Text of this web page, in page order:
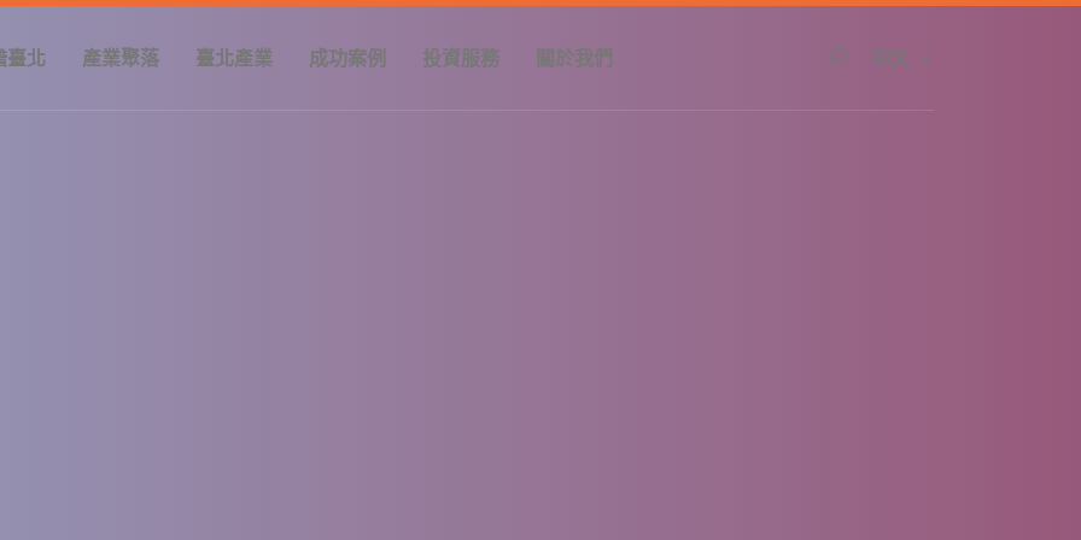
臺北 產業聚落 臺北產業 成功案例 投資服務
關於我們
中文切換語言頁面將重